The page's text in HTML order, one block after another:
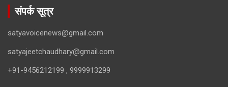
संपर्क सूत्र
satyavoicenews@gmail.com
satyajeetchaudhary@gmail.com
+91-9456212199 , 9999913299